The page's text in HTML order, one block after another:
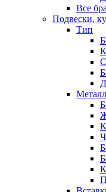
Все
Подвески,
Тип
Металл